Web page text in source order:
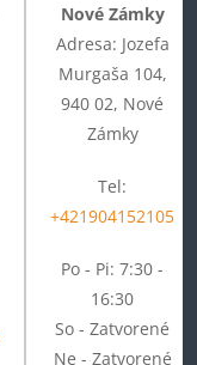
Nové Zámky
Adresa: Jozefa
Murgaša 104,
940 02, Nové
Zámky
Tel:
+421904152105
Po - Pi: 7:30 -
16:30
So - Zatvorené
Ne - Zatvorené